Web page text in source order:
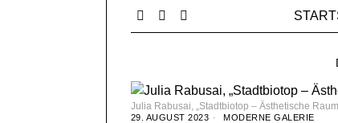
Julia Rabusai, „Stadtbiotop – Ästhetische
29. AUGUST 2023 MODERNE GALERIE